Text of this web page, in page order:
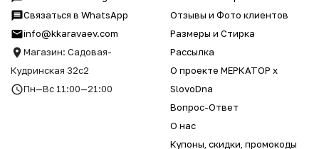
Связаться в WhatsApp
info@kkaravaev.com
Магазин: Садовая-
Кудринская 32с2
Пн—Вс 11:00—21:00
Отзывы и Фото клиентов
Размеры и Стирка
Рассылка
О проекте МЕРКАТОР x
SlovoDna
Вопрос-Ответ
О нас
Купоны, скидки, промокоды